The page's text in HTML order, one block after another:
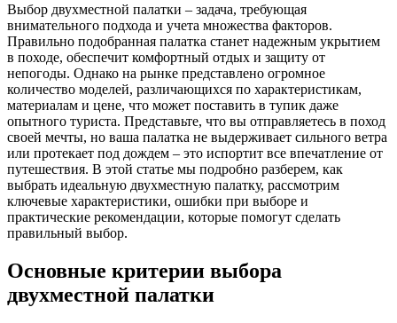
Выбор двухместной палатки – задача, требующая
внимательного подхода и учета множества факторов.
Правильно подобранная палатка станет надежным укрытием
в походе, обеспечит комфортный отдых и защиту от
непогоды. Однако на рынке представлено огромное
количество моделей, различающихся по характеристикам,
материалам и цене, что может поставить в тупик даже
опытного туриста. Представьте, что вы отправляетесь в поход
своей мечты, но ваша палатка не выдерживает сильного ветра
или протекает под дождем – это испортит все впечатление от
путешествия. В этой статье мы подробно разберем, как
выбрать идеальную двухместную палатку, рассмотрим
ключевые характеристики, ошибки при выборе и
практические рекомендации, которые помогут сделать
правильный выбор.
Основные критерии выбора
двухместной палатки